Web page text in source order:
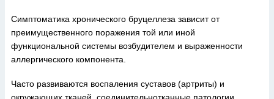
Симптоматика хронического бруцеллеза зависит от
преимущественного поражения той или иной
функциональной системы возбудителем и выраженности
аллергического компонента.
Часто развиваются воспаления суставов (артриты) и